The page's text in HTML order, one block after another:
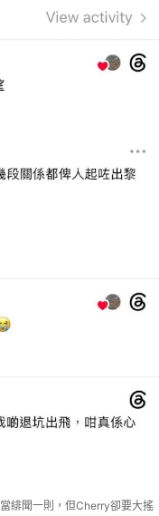
緋聞一則，但Cherry卻要大搖